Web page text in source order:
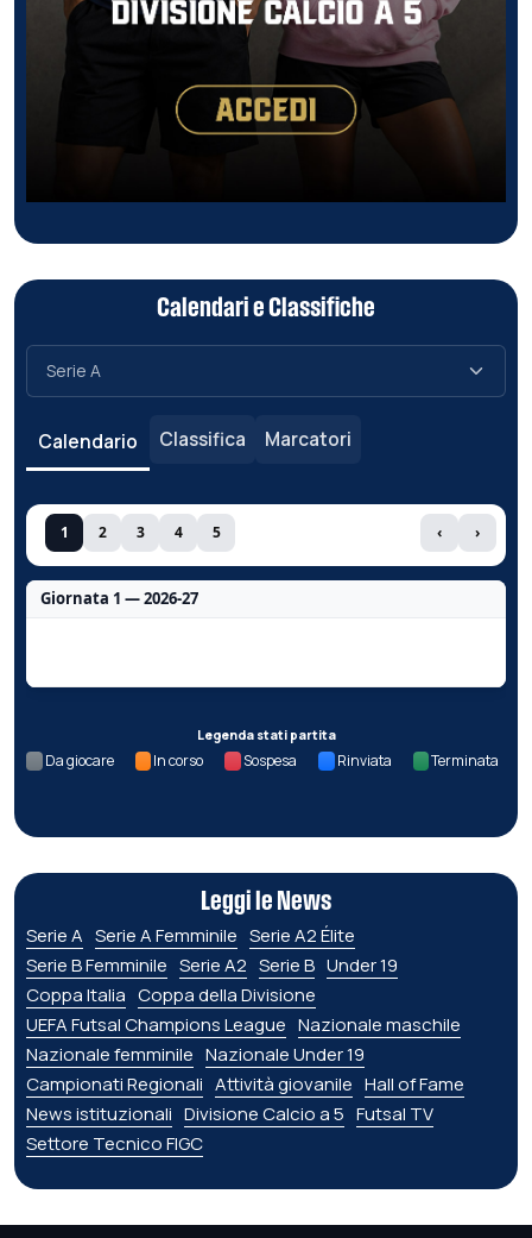
Calendari e Classifiche
Calendario Classifica Marcatori
1 2 3 4 5 ‹ ›
Giornata 1 — 2026-27
Legenda stati partita
Da giocare In corso Sospesa Rinviata Terminata
Leggi le News
Serie A Serie A Femminile Serie A2 Élite
Serie B Femminile Serie A2 Serie B Under 19
Coppa Italia Coppa della Divisione
UEFA Futsal Champions League Nazionale maschile
Nazionale femminile Nazionale Under 19
Campionati Regionali Attività giovanile Hall of Fame
News istituzionali Divisione Calcio a 5 Futsal TV
Settore Tecnico FIGC